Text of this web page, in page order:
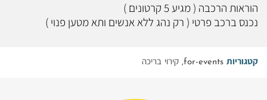
הוראות הרכבה ( מגיע 5 קרטונים )
נכנס ברכב פרטי ( רק נהג ללא אנשים ותא מטען פנוי )
קטגוריות for-events
, קירוי בריכה